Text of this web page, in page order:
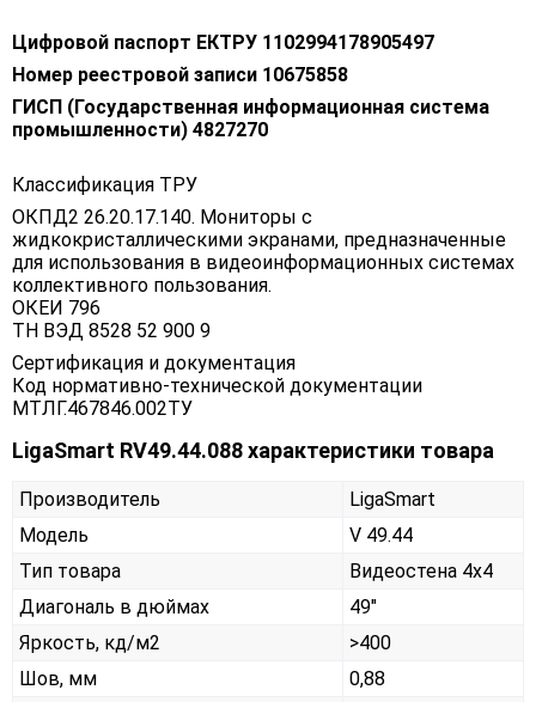
Цифровой паспорт ЕКТРУ 1102994178905497
Номер реестровой записи 10675858
ГИСП (Государственная информационная система
промышленности) 4827270
Классификация ТРУ
ОКПД2 26.20.17.140. Мониторы с
жидкокристаллическими экранами, предназначенные
для использования в видеоинформационных системах
коллективного пользования.
ОКЕИ 796
ТН ВЭД 8528 52 900 9
Сертификация и документация
Код нормативно-технической документации
МТЛГ.467846.002ТУ
LigaSmart RV49.44.088 характеристики товара
Производитель
LigaSmart
Модель
V 49.44
Тип товара
Видеостена 4х4
Диагональ в дюймах
49"
Яркость, кд/м2
>400
Шов, мм
0,88